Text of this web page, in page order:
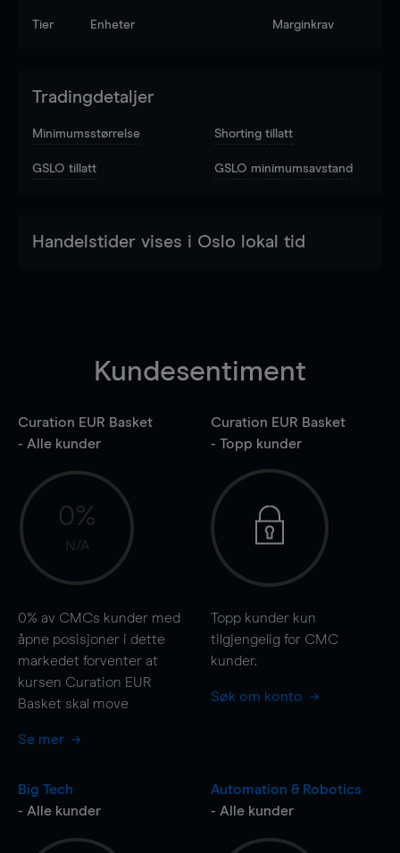
Tier Enheter Marginkrav
Tradingdetaljer
Minimumsstørrelse Shorting tillatt
GSLO tillatt GSLO minimumsavstand
Handelstider vises i Oslo lokal tid
Kundesentiment
Curation EUR Basket
- Alle kunder
0%
N/A
0% av CMCs kunder med
åpne posisjoner i dette
markedet forventer at
kursen Curation EUR
Basket skal move
Se mer
Curation EUR Basket
- Topp kunder
Topp kunder kun
tilgjengelig for CMC
kunder.
Søk om konto
Big Tech
- Alle kunder
Automation & Robotics
- Alle kunder